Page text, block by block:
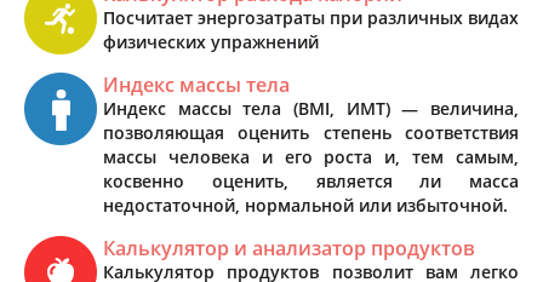
Посчитает энергозатраты при различных видах
физических упражнений
Индекс массы тела
Индекс массы тела (BMI, ИМТ) — величина,
позволяющая оценить степень соответствия
массы человека и его роста и, тем самым,
косвенно оценить, является ли масса
недостаточной, нормальной или избыточной.
Калькулятор и анализатор продуктов
Калькулятор продуктов позволит вам легко